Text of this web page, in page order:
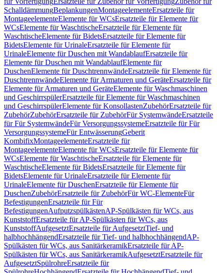
SchalldämmungBeplankungenMontageelementeErsatzteile für
MontageelementeElemente für WCsErsatzteile für Elemente für
WCsElemente für WaschtischeErsatzteile für Elemente für
WaschtischeElemente für BidetsErsatzteile für Elemente für
BidetsElemente für UrinaleErsatzteile für Elemente für
UrinaleElemente für Duschen mit WandablaufErsatzteile für
Elemente für Duschen mit WandablaufElemente für
DuschenElemente für DuschtrennwändeErsatzteile für Elemente für
DuschtrennwändeElemente für Armaturen und GeräteErsatzteile für
Elemente für Armaturen und GeräteElemente für Waschmaschinen
und GeschirrspülerErsatzteile für Elemente für Waschmaschinen
und GeschirrspülerElemente für KonsollastenZubehörErsatzteile für
ZubehörZubehörErsatzteile für ZubehörFür SystemwändeErsatzteile
für Für SystemwändeFür VersorgungssystemeErsatzteile für Für
VersorgungssystemeFür EntwässerungGeberit
KombifixMontageelementeErsatzteile für
MontageelementeElemente für WCsErsatzteile für Elemente für
WCsElemente für WaschtischeErsatzteile für Elemente für
WaschtischeElemente für BidetsErsatzteile für Elemente für
BidetsElemente für UrinaleErsatzteile für Elemente für
UrinaleElemente für DuschenErsatzteile für Elemente für
DuschenZubehörErsatzteile für ZubehörFür WC-ElementeFür
BefestigungenErsatzteile für Für
BefestigungenAufputzspülkästenAP-Spülkästen für WCs, aus
KunststoffErsatzteile für AP-Spülkästen für WCs, aus
KunststoffAufgesetztErsatzteile für AufgesetztTief- und
halbhochhängendErsatzteile für Tief- und halbhochhängendAP-
Spülkästen für WCs, aus SanitärkeramikErsatzteile für AP-
Spülkästen für WCs, aus SanitärkeramikAufgesetztErsatzteile für
AufgesetztSpülrohreErsatzteile für